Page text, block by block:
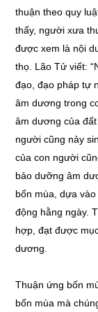
thuận theo quy
thấy, người xưa
được xem là nội
thọ. Lão Tử viết:
đạo, đạo pháp tự
âm dương trong
âm dương của
người cũng nảy
của con người
bảo dưỡng âm
bốn mùa, dựa
động hằng ngày.
hợp, đạt được
dương.
Thuận ứng bốn
bốn mùa mà